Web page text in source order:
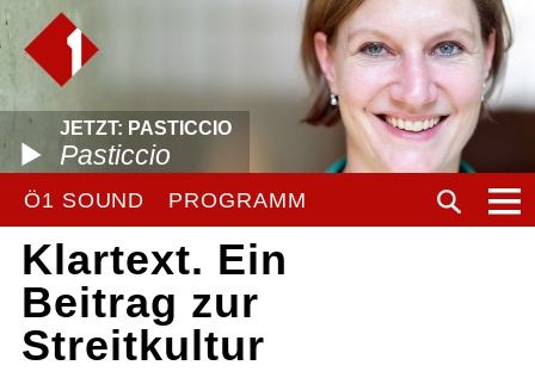
JETZT: PASTICCIO
Pasticcio
Ö1 SOUND PROGRAMM
Klartext. Ein
Beitrag zur
Streitkultur